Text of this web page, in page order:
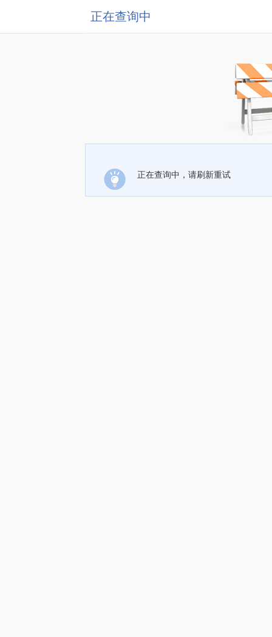
正在查询中
正在查询中，请刷新重试